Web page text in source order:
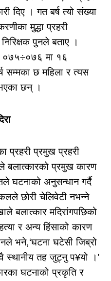
दिए । गत बर्ष त्यो संख्या
मुद्धा प्रहरी
निरिक्षक पुनले बताए ।
०७५÷०७६ मा १६
सम्मका छ महिला र त्यस
छन् ।
प्रहरी प्रमुख प्रहरी
बलात्कारको प्रमुख कारण
घटनाको अनुसन्धान गर्दै
छोरी चेलिवेटी नभन्ने
बलात्कार मदिरांगपछिको
र अन्य हिंसाको कारण
भने,‘घटना घटेसी जिब्रो
स्थानीय तह जुट्नु प¥यो ।’
घटनाको प्रकृति र